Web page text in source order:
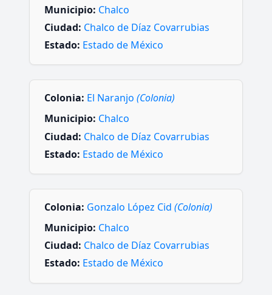
Municipio: Chalco
Ciudad: Chalco de Díaz Covarrubias
Estado: Estado de México
Colonia: El Naranjo (Colonia)
Municipio: Chalco
Ciudad: Chalco de Díaz Covarrubias
Estado: Estado de México
Colonia: Gonzalo López Cid (Colonia)
Municipio: Chalco
Ciudad: Chalco de Díaz Covarrubias
Estado: Estado de México